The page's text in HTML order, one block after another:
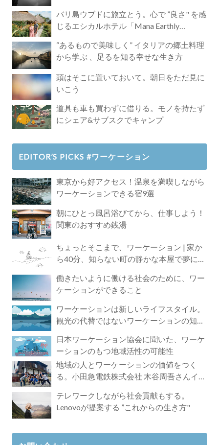
バリ島ウブドに旅立とう。心で ”良さ" を感
じるエシカルホテル「Mana Earthly
“あるもので美味しく” イタリアの郷土料理
から学ぶ 、足るを知る幸せな生き方
頭はそこに置いておいて。朝日をただ見に
いこう
道具も車も買わずに借りる。モノを持たず
にシェア&サブスクでキャンプ
EDITOR’S PICKS #ワーケーション
東京から好アクセス！温泉を満喫しながら
ワーケーションできる宿9選
朝にひとっ風呂浴びてから、仕事しよう！
関東のおすすめ銭湯
ちょっとそこまで、ワーケーション | 家か
ら40分、知らない町の静かな本屋で夢に近
働きたいように働ける社会のために、ワー
ケーションができること
ワーケーションは新しいライフスタイル。
観光の代替ではないワーケーションの知ら
日本ワーケーション協会に聞いた、ワーケ
ーションのもつ地域活性の可能性
地域の人とワーケーションの価値をつく
る。小田急電鉄株式会社 木谷周吾さんイン
テレワークしながら社会貢献もする。
Lenovoが提案する ”これからの生き方"